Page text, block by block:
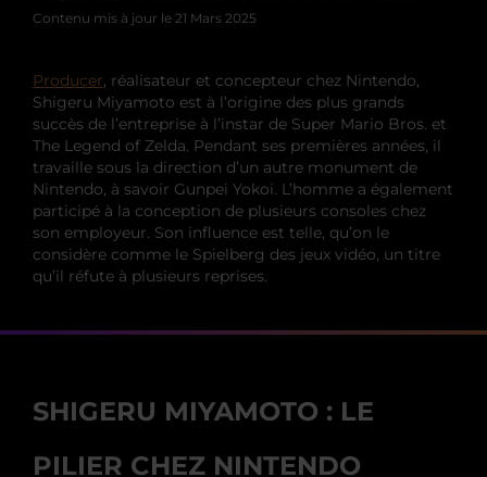
Contenu mis à jour le 21 Mars 2025
Producer, réalisateur et concepteur chez Nintendo,
Shigeru Miyamoto est à l’origine des plus grands
succès de l’entreprise à l’instar de Super Mario Bros. et
The Legend of Zelda. Pendant ses premières années, il
travaille sous la direction d’un autre monument de
Nintendo, à savoir Gunpei Yokoi. L’homme a également
participé à la conception de plusieurs consoles chez
son employeur. Son influence est telle, qu’on le
considère comme le Spielberg des jeux vidéo, un titre
qu’il réfute à plusieurs reprises.
SHIGERU MIYAMOTO : LE
PILIER CHEZ NINTENDO